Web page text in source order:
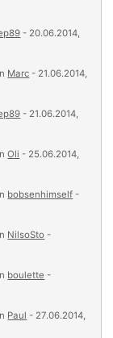
- 20.06.2014,
Marc - 21.06.2014,
- 21.06.2014,
Oli - 25.06.2014,
bobsenhimself -
NilsoSto -
boulette -
Paul - 27.06.2014,